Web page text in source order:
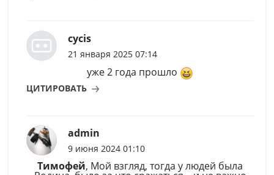
cycis
21 января 2025 07:14
уже 2 года прошло
ЦИТИРОВАТЬ
admin
9 июня 2024 01:10
Тимофей, Мой взгляд, тогда у людей была